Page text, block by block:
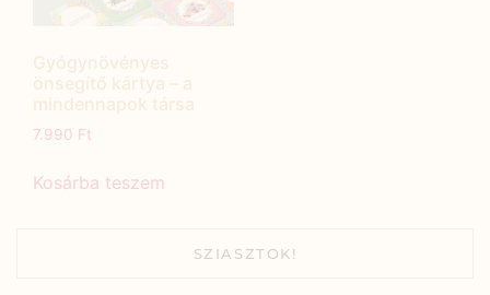
7.990 Ft
Kosárba teszem
SZIASZTOK!